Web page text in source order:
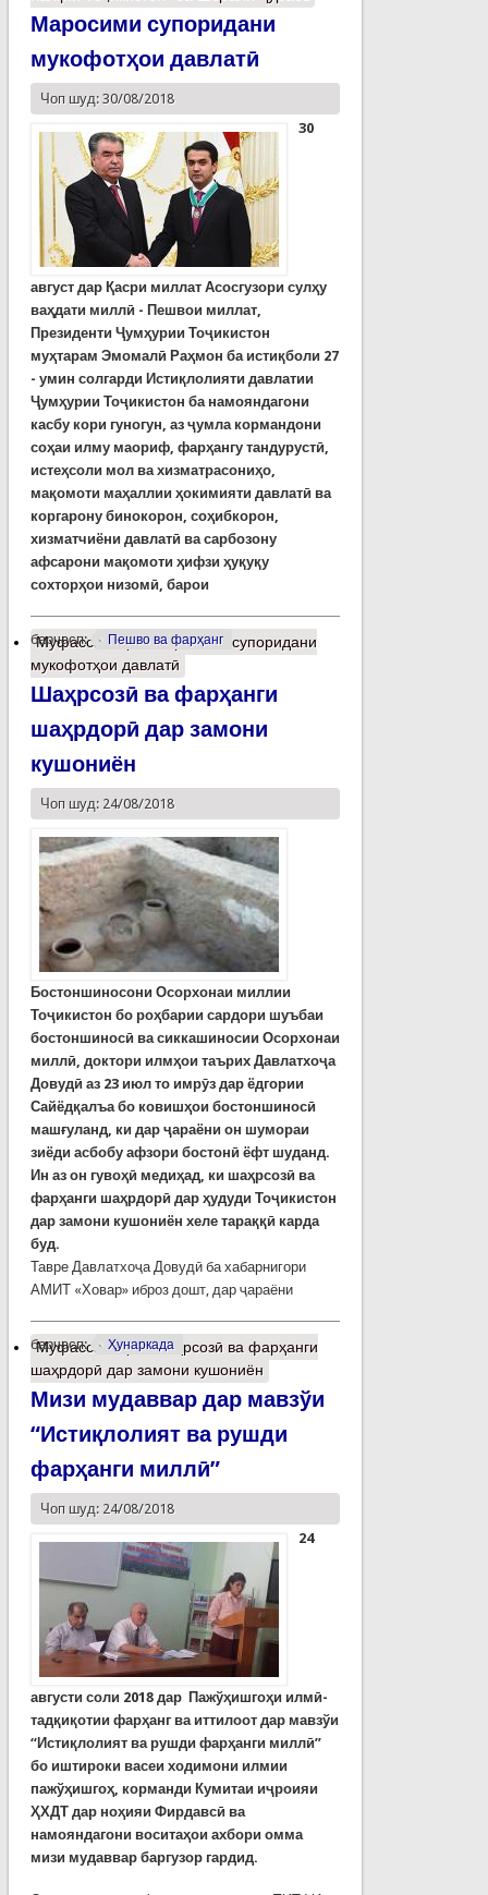
Маросими супоридани
мукофотҳои давлатӣ
Чоп шуд: 30/08/2018
30
август дар Қасри миллат Асосгузори сулҳу
ваҳдати миллӣ - Пешвои миллат,
Президенти Ҷумҳурии Тоҷикистон
муҳтарам Эмомалӣ Раҳмон ба истиқболи 27
- умин солгарди Истиқлолияти давлатии
Ҷумҳурии Тоҷикистон ба намояндагони
касбу кори гуногун, аз ҷумла кормандони
соҳаи илму маориф, фарҳангу тандурустӣ,
истеҳсоли мол ва хизматрасониҳо,
мақомоти маҳаллии ҳокимияти давлатӣ ва
коргарону бинокорон, соҳибкорон,
хизматчиёни давлатӣ ва сарбозону
афсарони мақомоти ҳифзи ҳуқуқу
сохторҳои низомӣ, барои
барчасп: Пешво ва фарҳанг
Муфассалтаро Маросими супоридани
мукофотҳои давлатӣ
Шаҳрсозӣ ва фарҳанги
шаҳрдорӣ дар замони
кушониён
Чоп шуд: 24/08/2018
Бостоншиносони Осорхонаи миллии
Тоҷикистон бо роҳбарии сардори шуъбаи
бостоншиносӣ ва сиккашиносии Осорхонаи
миллӣ, доктори илмҳои таърих Давлатхоҷа
Довудӣ аз 23 июл то имрӯз дар ёдгории
Сайёдқалъа бо ковишҳои бостоншиносӣ
машғуланд, ки дар ҷараёни он шумораи
зиёди асбобу афзори бостонӣ ёфт шуданд.
Ин аз он гувоҳӣ медиҳад, ки шаҳрсозӣ ва
фарҳанги шаҳрдорӣ дар ҳудуди Тоҷикистон
дар замони кушониён хеле тараққӣ карда
буд.
Тавре Давлатхоҷа Довудӣ ба хабарнигори
АМИТ «Ховар» иброз дошт, дар ҷараёни
барчасп: Ҳунаркада
Муфассалтаро Шаҳрсозӣ ва фарҳанги
шаҳрдорӣ дар замони кушониён
Мизи мудаввар дар мавзўи
“Истиқлолият ва рушди
фарҳанги миллӣ”
Чоп шуд: 24/08/2018
24
августи соли 2018 дар Пажўҳишгоҳи илмӣ-
тадқиқотии фарҳанг ва иттилоот дар мавзўи
“Истиқлолият ва рушди фарҳанги миллӣ”
бо иштироки васеи ходимони илмии
пажўҳишгоҳ, корманди Кумитаи иҷроияи
ҲХДТ дар ноҳияи Фирдавсӣ ва
намояндагони воситаҳои ахбори омма
мизи мудаввар баргузор гардид.